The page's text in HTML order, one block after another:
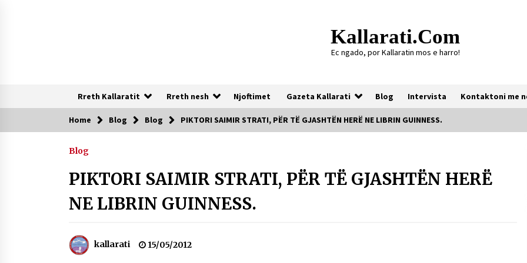
Kallarati.com
Ec ngado, por Kallaratin mos e harro!
Rreth Kallaratit Rreth nesh Njoftimet Gazeta Kallarati Blog Intervista Kontaktoni me
Te rejat
SË SHOQATËS “KALLARATI”
16/07/2026
07/07/2026
TRETË I PIKNIKU PRANVEROR
26/05/2026
Home Blog Blog PIKTORI SAIMIR STRATI, PËR TË GJASHTËN HERË NE LIBRIN GUINNESS.
Blog
PIKTORI SAIMIR STRATI, PËR TË GJASHTËN HERË
NE LIBRIN GUINNESS.
kallarati 15/05/2012